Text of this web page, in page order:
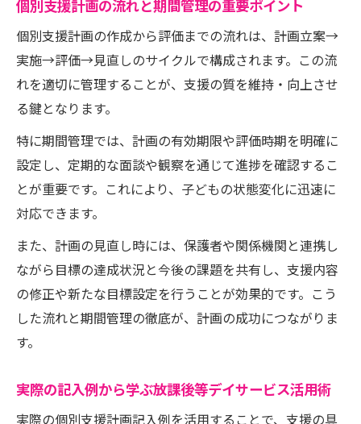
個別支援計画の流れと期間管理の重要ポイント
個別支援計画の作成から評価までの流れは、計画立案→
実施→評価→見直しのサイクルで構成されます。この流
れを適切に管理することが、支援の質を維持・向上させ
る鍵となります。
特に期間管理では、計画の有効期限や評価時期を明確に
設定し、定期的な面談や観察を通じて進捗を確認するこ
とが重要です。これにより、子どもの状態変化に迅速に
対応できます。
また、計画の見直し時には、保護者や関係機関と連携し
ながら目標の達成状況と今後の課題を共有し、支援内容
の修正や新たな目標設定を行うことが効果的です。こう
した流れと期間管理の徹底が、計画の成功につながりま
す。
実際の記入例から学ぶ放課後等デイサービス活用術